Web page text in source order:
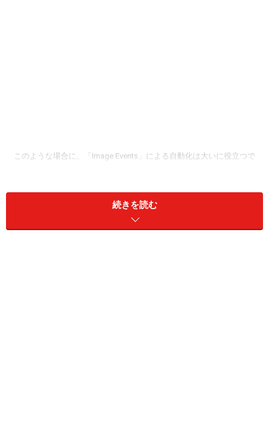
このような場合に、「Image Events」による自動化は大いに役立つで
ちょっと使ってみよう
続きを読む